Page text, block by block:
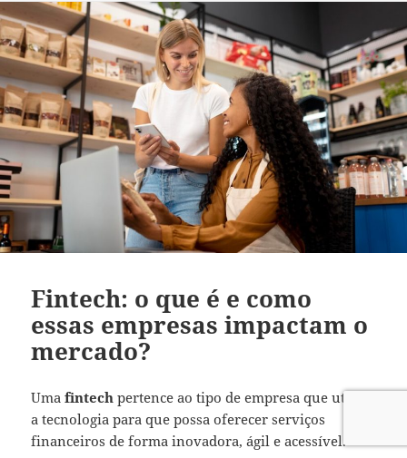
Fintech: o que é e como
essas empresas impactam o
mercado?
Umafintechpertence ao tipo de empresa que utiliza
a tecnologia para que possa oferecer serviços
financeiros de forma inovadora, ágil e acessível.